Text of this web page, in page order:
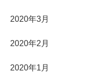
2020年3月
2020年2月
2020年1月